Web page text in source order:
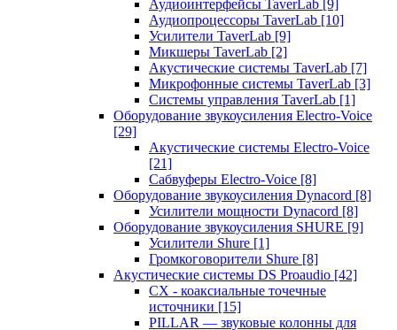
Аудиоинтерфейсы TaverLab [9]
Аудиопроцессоры TaverLab [10]
Усилители TaverLab [9]
Микшеры TaverLab [2]
Акустические системы TaverLab [7]
Микрофонные системы TaverLab [3]
Системы управления TaverLab [1]
Оборудование звукоусиления Electro-Voice
[29]
Акустические системы Electro-Voice
[21]
Сабвуферы Electro-Voice [8]
Оборудование звукоусиления Dynacord [8]
Усилители мощности Dynacord [8]
Оборудование звукоусиления SHURE [9]
Усилители Shure [1]
Громкоговорители Shure [8]
Акустические системы DS Proaudio [42]
CX - коаксиальные точечные
источники [15]
PILLAR — звуковые колонны для